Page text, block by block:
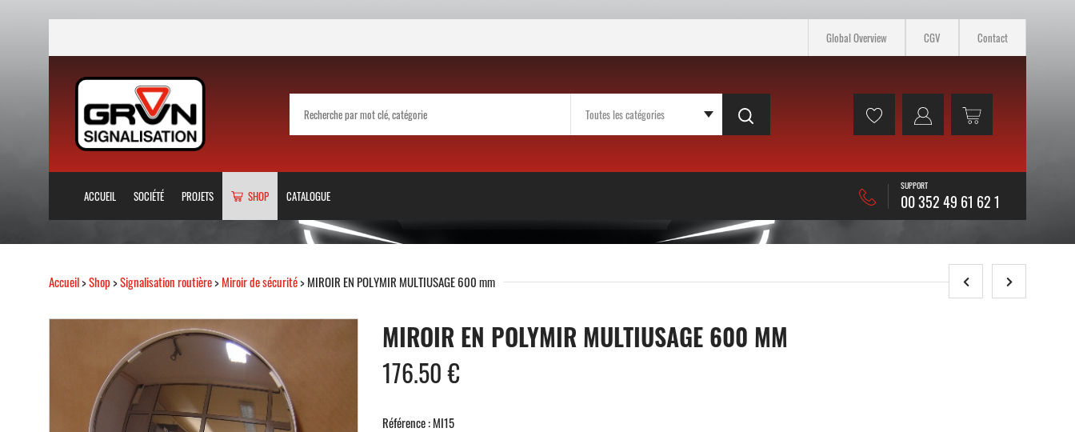
Global Overview CGV Contact
ACCUEIL SOCIÉTÉ PROJETS SHOP CATALOGUE
SUPPORT
00 352 49 61 62 1
Accueil>Shop>Signalisation routière>Miroir de sécurité> MIROIR EN POLYMIR MULTIUSAGE 600 mm
MIROIR EN POLYMIR MULTIUSAGE 600 MM
176.50€
Référence : MI15